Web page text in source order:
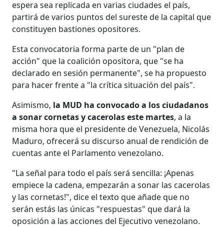
espera sea replicada en varias ciudades el país,
partirá de varios puntos del sureste de la capital que
constituyen bastiones opositores.
Esta convocatoria forma parte de un "plan de
acción" que la coalición opositora, que "se ha
declarado en sesión permanente", se ha propuesto
para hacer frente a "la crítica situación del país".
Asimismo, la MUD ha convocado a los ciudadanos
a sonar cornetas y cacerolas este martes, a la
misma hora que el presidente de Venezuela, Nicolás
Maduro, ofrecerá su discurso anual de rendición de
cuentas ante el Parlamento venezolano.
"La señal para todo el país será sencilla: ¡Apenas
empiece la cadena, empezarán a sonar las cacerolas
y las cornetas!", dice el texto que añade que no
serán estás las únicas "respuestas" que dará la
oposición a las acciones del Ejecutivo venezolano.